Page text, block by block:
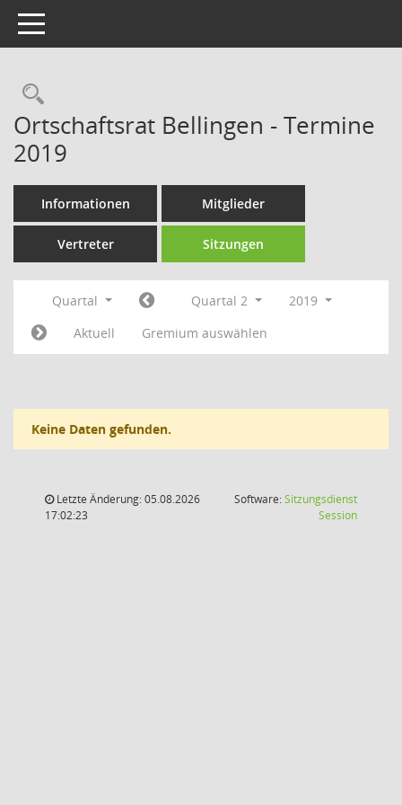
Toggle navigation
Rechercheauswahl
Ortschaftsrat Bellingen - Termine
2019
Informationen Mitglieder
Vertreter Sitzungen
Quartal Quartal 2
2019
Aktuell
Gremium auswählen
Keine Daten gefunden.
Letzte Änderung: 05.08.2026
17:02:23
Software:Sitzungsdienst
Session(Wird in